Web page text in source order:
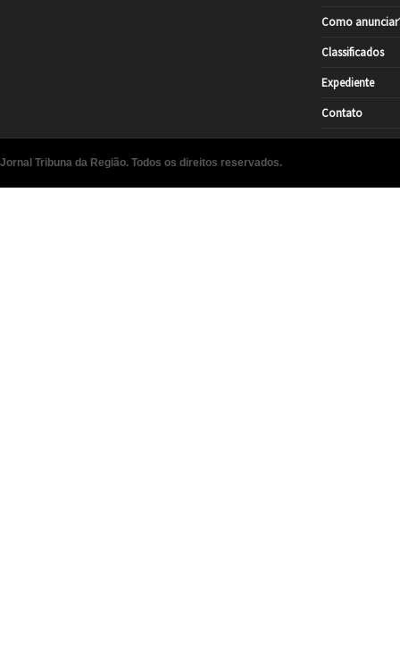
Como
Classificados
Expediente
Contato
Jornal Tribuna da Região. Todos os direitos reservados.